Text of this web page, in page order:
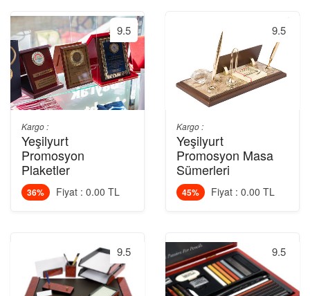
9.5
Kargo :
Yeşilyurt
Promosyon
Plaketler
36% Fiyat : 0.00 TL
9.5
9.5
Kargo :
Yeşilyurt
Promosyon Masa
Sümerleri
45% Fiyat : 0.00 TL
9.5